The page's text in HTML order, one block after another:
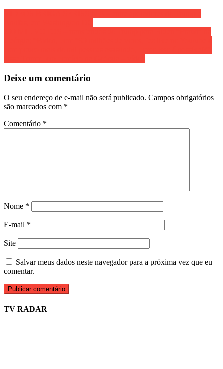
Deixe um comentário
O seu endereço de e-mail não será publicado. Campos obrigatórios
são marcados com *
Comentário *
Nome *
E-mail *
Site
Salvar meus dados neste navegador para a próxima vez que eu
comentar.
TV RADAR